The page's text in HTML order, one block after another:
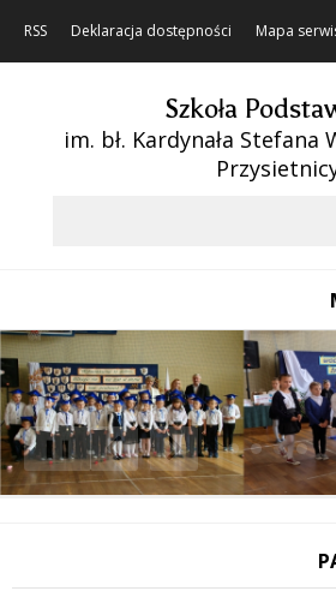
RSS Deklaracja dostępności Mapa
Szkoła
im. bł. Kardynała Stefana
Poprzedni Element
Następny Element
❚❚